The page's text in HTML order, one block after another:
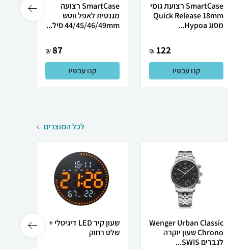
SmartCase רצועת גומי
Quick Release 18mm
מסוג Hypoa...
122
₪
קנו עכשיו
SmartCase רצועה
מגנטית לאפל ווטש
44/45/46/49mm סיל...
87
₪
קנו עכשיו
לכל המוצרים
Wenger Urban Classic
Chrono שעון יוקרה
לגברים SWIS...
שעון קיר LED דיגיטלי +
שלט רחוק